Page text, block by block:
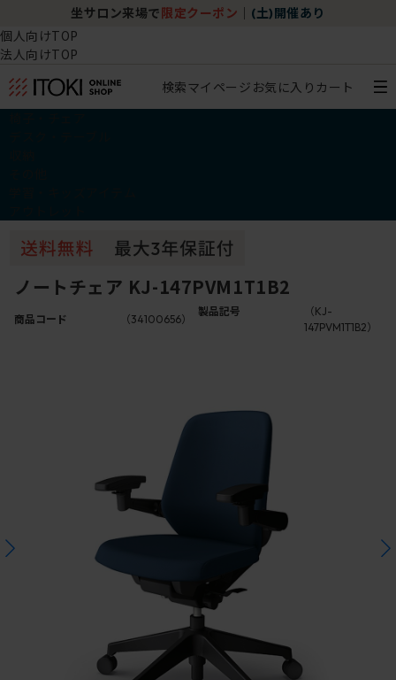
坐サロン来場で 限定クーポン (土)開催あり
個人向けTOP
法人向けTOP
検索マイページ お気に入り カート
ノートチェア KJ-147PVM1T1B2
商品コード （34100656）
製品記号
（KJ-
147PVM1T1B2）